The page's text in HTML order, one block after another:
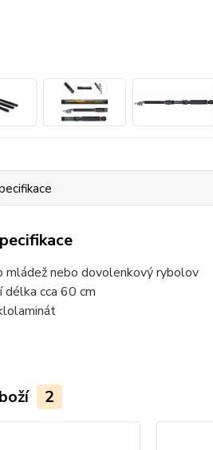
mládež nebo dovolenkový rybolov
délka cca 60 cm
2